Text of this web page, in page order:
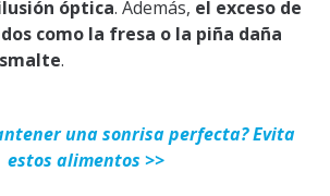
óptica. Además, el exceso de
como la fresa o la piña daña
.
una sonrisa perfecta? Evita
estos alimentos >>